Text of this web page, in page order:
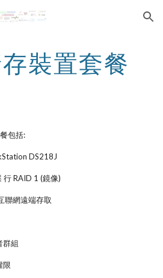
Skip to navigation
裝置套餐
包括:
DS218J
行 RAID 1 (鏡像)
聯網遠端存取
群組
限